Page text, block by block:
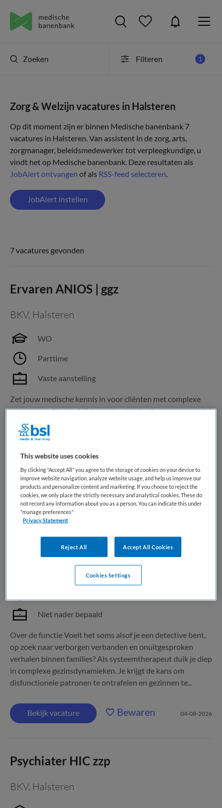
Zoeken Filteren 1
Zorg & Welzijn vacatures in Halsteren
Op dit moment zijn er binnen Medische banenbank 7
vacatures in Halsteren. Van assistent in de zorg, arts,
zorgmanager, beleidsmedewerker tot verpleegkundige, u
vindt het op Medische banenbank. Deze resultaten als
JobAlert ontvangen of als RSS-feed selecteren.
JobAlert instellen
7 vacatures gevonden
Ervaren ANIOS | ggz
BKV, Halsteren
WO
Parttime
Vaste aanstelling
Zet jouw medische kennis in voor cliënten met complexe
zorgvragen. Als arts kijk je verder dan de diagnose en maak
je iedere dag het verschil. Jouw nieuwe baan Als basisarts
lever je medische zorg aan klinisch opgenomen cliënten
Bekijk vacature Bewaren Eergisteren
Systeemtherapeut
Halsteren
Niet nader bepaald
Over de functie Voelt het soms alsof je een detective bent,
op zoek naar verborgen verbanden en onuitgesproken
verhalen binnen families? Als systeemtherapeut duik je diep
in complexe gezinsdynamieken. Je krijgt de kans om
disfunctionele patronen te ontrafelen en gezinnen te...
Bekijk vacature Bewaren 04-08-2026
Psychiater HIC zzp
BKV, Halsteren
This website uses cookies
By clicking “Accept All” you agree to the storage of cookies on your device to
improve website navigation, analyze website usage, and help us improve our
products and personalize content and marketing. If you choose to reject the
cookies, we only place the strictly necessary and analytical cookies. These do
not record any information about you as a person. You can indicate this under
"manage preferences"
Privacy Statement
Reject All Accept All Cookies
Cookies Settings